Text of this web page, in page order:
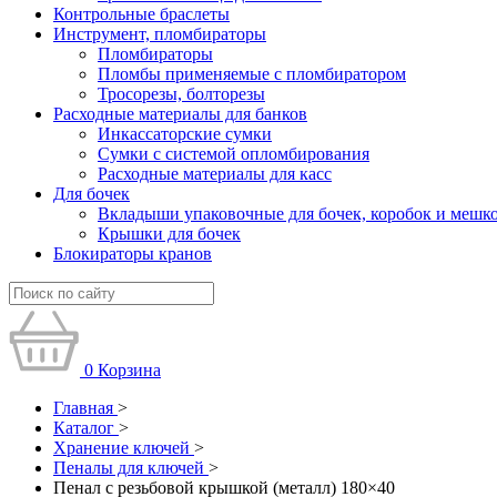
Контрольные браслеты
Инструмент, пломбираторы
Пломбираторы
Пломбы применяемые с пломбиратором
Тросорезы, болторезы
Расходные материалы для банков
Инкассаторские сумки
Сумки с системой опломбирования
Расходные материалы для касс
Для бочек
Вкладыши упаковочные для бочек, коробок и
Крышки для бочек
Блокираторы кранов
0 Корзина
Главная >
Каталог >
Хранение ключей >
Пеналы для ключей >
Пенал с резьбовой крышкой (металл) 180×40